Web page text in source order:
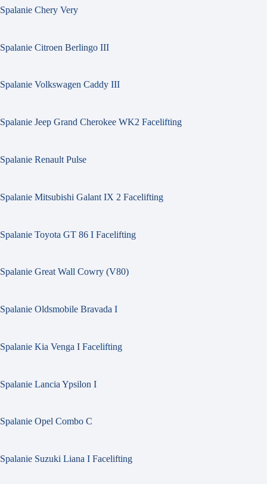
Spalanie Chery Very
Spalanie Citroen Berlingo III
Spalanie Volkswagen Caddy III
Spalanie Jeep Grand Cherokee WK2 Facelifting
Spalanie Renault Pulse
Spalanie Mitsubishi Galant IX 2 Facelifting
Spalanie Toyota GT 86 I Facelifting
Spalanie Great Wall Cowry (V80)
Spalanie Oldsmobile Bravada I
Spalanie Kia Venga I Facelifting
Spalanie Lancia Ypsilon I
Spalanie Opel Combo C
Spalanie Suzuki Liana I Facelifting